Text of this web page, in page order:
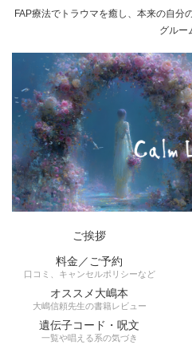
FAP療法でトラウマを癒し、本来の自分
グルー
ご挨拶
料金／ご予約
口コミ、キャンセルポリシーなど
オススメ大嶋本
大嶋信頼先生の書籍レビュー
遺伝子コード・呪文
一覧や唱える系の気づき